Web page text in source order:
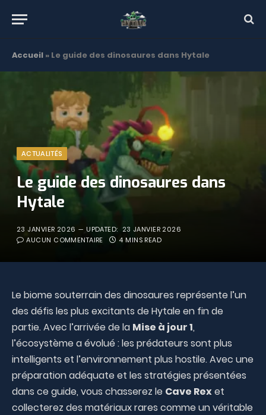
Accueil » Le guide des dinosaures dans Hytale
ACTUALITÉS
Le guide des dinosaures dans
Hytale
23 JANVIER 2026 UPDATED: 23 JANVIER 2026
AUCUN COMMENTAIRE
4 MINS READ
Le biome souterrain des dinosaures représente l’un
des défis les plus excitants de Hytale en fin de
partie. Avec l’arrivée de la Mise à jour 1,
l’écosystème a évolué : les prédateurs sont plus
intelligents et l’environnement plus hostile. Avec une
préparation adéquate et les stratégies présentées
dans ce guide, vous chasserez le Cave Rexet
collecterez des matériaux rares comme un véritable